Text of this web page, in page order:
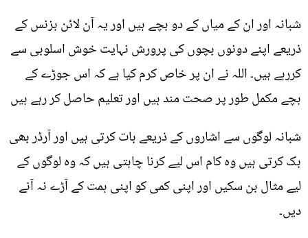
شبانہ اور ان کے میاں کے دو بچے ہیں اور یہ آن لائن بزنس کے
ذریعے اپنے دونوں بچوں کی پرورش نہایت خوش اسلوبی سے
کررہے ہیں۔ اللہ نے ان پر خاص کرم کیا ہے کہ اس جوڑے کے
بچے مکمل طور پر صحت مند ہیں اور تعلیم حاصل کر رہے ہیں
شبانہ لوگوں سے اشاروں کے ذریعے بات کرتی ہیں اور آرڈر بھی
بک کرتی ہیں وہ کام اس لیے کرنا چاہتی ہیں کہ وہ لوگوں کے
لیے مثال بن سکیں اور اپنی کمی کو اپنی ہمت کے آڑے نہ آنے
دیں۔